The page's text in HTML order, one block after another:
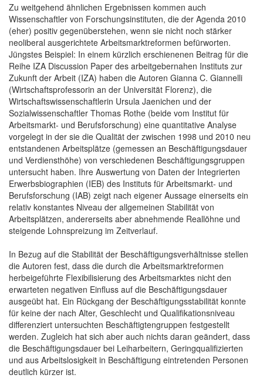
Zu weitgehend ähnlichen Ergebnissen kommen auch
Wissenschaftler von Forschungsinstituten, die der Agenda 2010
(eher) positiv gegenüberstehen, wenn sie nicht noch stärker
neoliberal ausgerichtete Arbeitsmarktreformen befürworten.
Jüngstes Beispiel: In einem kürzlich erschienenen Beitrag für die
Reihe IZA Discussion Paper des arbeitgebernahen Instituts zur
Zukunft der Arbeit (IZA) haben die Autoren Gianna C. Giannelli
(Wirtschaftsprofessorin an der Universität Florenz), die
Wirtschaftswissenschaftlerin Ursula Jaenichen und der
Sozialwissenschaftler Thomas Rothe (beide vom Institut für
Arbeitsmarkt- und Berufsforschung) eine quantitative Analyse
vorgelegt in der sie die Qualität der zwischen 1998 und 2010 neu
entstandenen Arbeitsplätze (gemessen an Beschäftigungsdauer
und Verdiensthöhe) von verschiedenen Beschäftigungsgruppen
untersucht haben. Ihre Auswertung von Daten der Integrierten
Erwerbsbiographien (IEB) des Instituts für Arbeitsmarkt- und
Berufsforschung (IAB) zeigt nach eigener Aussage einerseits ein
relativ konstantes Niveau der allgemeinen Stabilität von
Arbeitsplätzen, andererseits aber abnehmende Reallöhne und
steigende Lohnspreizung im Zeitverlauf.
In Bezug auf die Stabilität der Beschäftigungsverhältnisse stellen
die Autoren fest, dass die durch die Arbeitsmarktreformen
herbeigeführte Flexibilisierung des Arbeitsmarktes nicht den
erwarteten negativen Einfluss auf die Beschäftigungsdauer
ausgeübt hat. Ein Rückgang der Beschäftigungsstabilität konnte
für keine der nach Alter, Geschlecht und Qualifikationsniveau
differenziert untersuchten Beschäftigtengruppen festgestellt
werden. Zugleich hat sich aber auch nichts daran geändert, dass
die Beschäftigungsdauer bei Leiharbeitern, Geringqualifizierten
und aus Arbeitslosigkeit in Beschäftigung eintretenden Personen
deutlich kürzer ist.